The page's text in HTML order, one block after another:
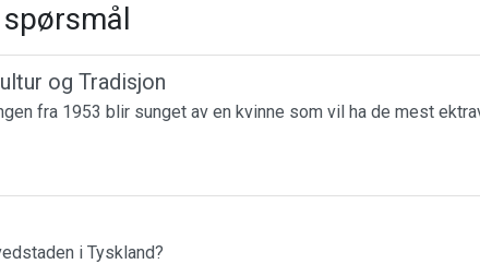
og Tradisjon
fra 1953 blir sunget av en kvinne som vil ha de mest
i Tyskland?